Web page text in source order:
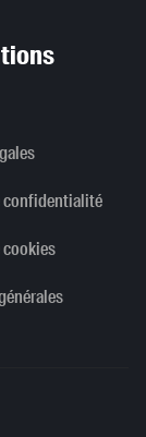
confidentialité